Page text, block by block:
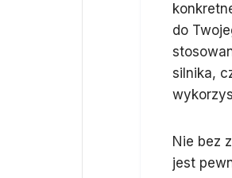
do
silnika,
Nie bez
jest